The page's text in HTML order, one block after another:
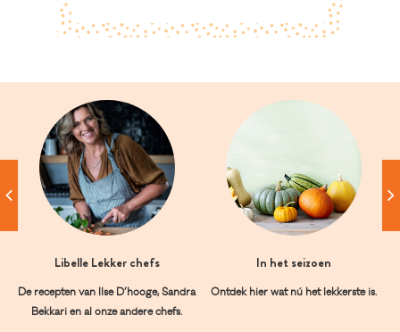
Libelle Lekker chefs
De recepten van Ilse D’hooge, Sandra
Bekkari en al onze andere chefs.
In het seizoen
Ontdek hier wat nú het lekkerste is.